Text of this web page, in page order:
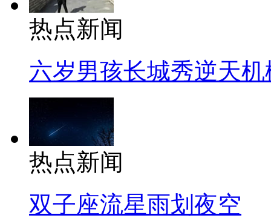
热点新闻
六岁男孩长城秀逆天机
热点新闻
双子座流星雨划夜空